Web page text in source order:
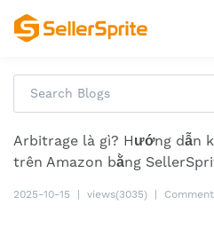
Arbitrage là gì? Hướng dẫn
trên Amazon bằng
2025-10-15 views(3035)